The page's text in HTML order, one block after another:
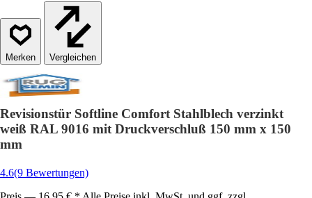
Vergleichen
Revisionstür Softline Comfort Stahlblech verzinkt
weiß RAL 9016 mit Druckverschluß 150 mm x 150
mm
4.6(9 Bewertungen)